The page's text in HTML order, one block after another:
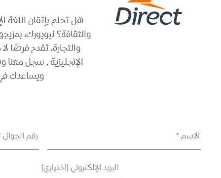
هل تحلم بإتقان اللغة
والثقافة؟ نيويورك،
والتجارة، تقدم فرصًا
الإنجليزية , سجل
ويساعدك
الاسم * رقم الجوال
البريد الإلكتروني (اختياري)